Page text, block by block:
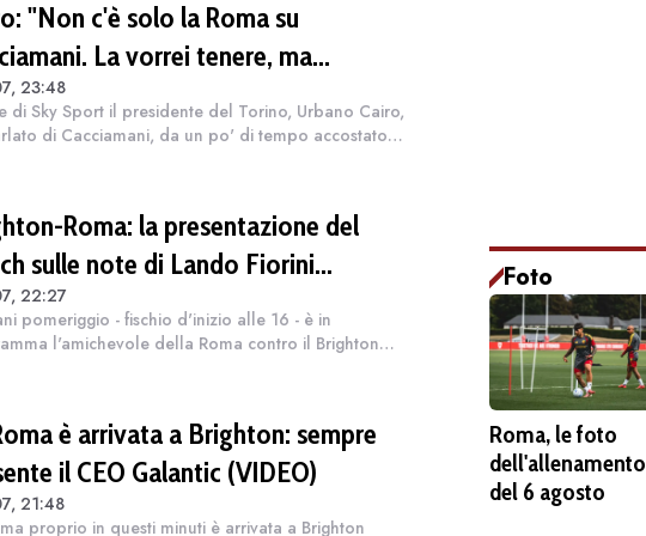
"Non c'è solo la Roma su
La vorrei tenere, ma
23:48
di Sky Sport il presidente del Torino, Urbano Cairo,
di Cacciamani, da un po' di tempo accostato
Roma: la presentazione del
sulle note di Lando Fiorini
22:27
pomeriggio - fischio d'inizio alle 16 - è in
l'amichevole della Roma contro il Brighton
è arrivata a Brighton: sempre
il CEO Galantic (VIDEO)
21:48
proprio in questi minuti è arrivata a Brighton
Foto
Roma, le foto
dell'allenamento
del 6 agosto